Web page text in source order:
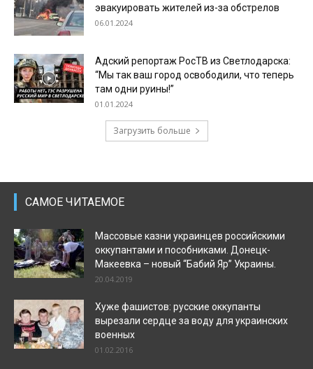
эвакуировать жителей из-за обстрелов
06.01.2024
Адский репортаж РосТВ из Светлодарска:
“Мы так ваш город освободили, что теперь
там одни руины!”
01.01.2024
Загрузить больше
САМОЕ ЧИТАЕМОЕ
Массовые казни украинцев российскими
оккупантами и пособниками. Донецк-
Макеевка – новый “Бабий Яр” Украины.
20.04.2019
Хуже фашистов: русские оккупанты
вырезали сердце за воду для украинских
военных
01.02.2016